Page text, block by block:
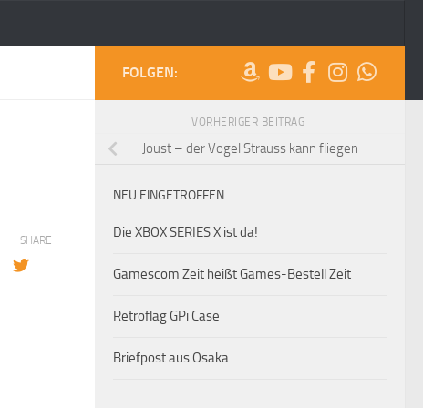
SHARE
FOLGEN:
VORHERIGER BEITRAG
Joust – der Vogel Strauss kann fliegen
NEU EINGETROFFEN
Die XBOX SERIES X ist da!
Gamescom Zeit heißt Games-Bestell Zeit
Retroflag GPi Case
Briefpost aus Osaka